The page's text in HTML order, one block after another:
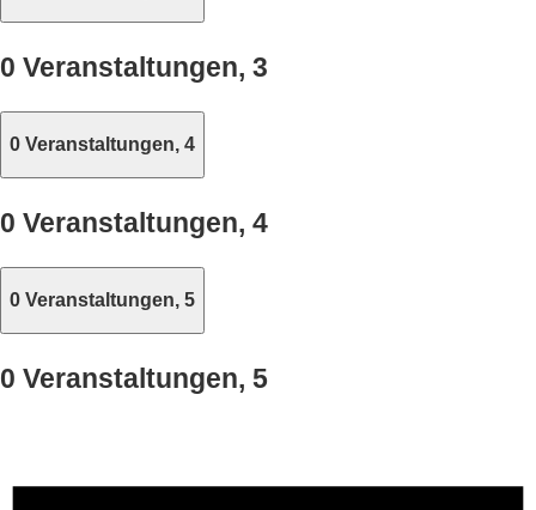
0 Veranstaltungen, 3
0 Veranstaltungen, 4
0 Veranstaltungen, 4
0 Veranstaltungen, 5
0 Veranstaltungen, 5